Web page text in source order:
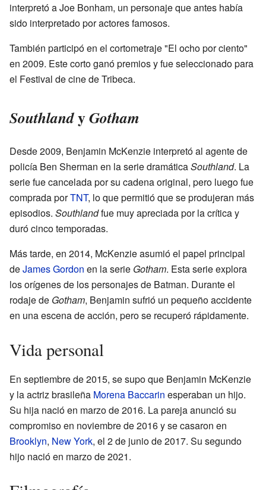
interpretó a Joe Bonham, un personaje que antes había
sido interpretado por actores famosos.
También participó en el cortometraje "El ocho por ciento"
en 2009. Este corto ganó premios y fue seleccionado para
el Festival de cine de Tribeca.
SouthlandyGotham
Desde 2009, Benjamin McKenzie interpretó al agente de
policía Ben Sherman en la serie dramáticaSouthland. La
serie fue cancelada por su cadena original, pero luego fue
comprada porTNT, lo que permitió que se produjeran más
episodios. Southlandfue muy apreciada por la crítica y
duró cinco temporadas.
Más tarde, en 2014, McKenzie asumió el papel principal
deJames Gordon en la serie Gotham. Esta serie explora
los orígenes de los personajes de Batman. Durante el
rodaje de Gotham, Benjamin sufrió un pequeño accidente
en una escena de acción, pero se recuperó rápidamente.
Vida personal
En septiembre de 2015, se supo que Benjamin McKenzie
y la actriz brasileña Morena Baccarin esperaban un hijo.
Su hija nació en marzo de 2016. La pareja anunció su
compromiso en noviembre de 2016 y se casaron en
Brooklyn, New York, el 2 de junio de 2017. Su segundo
hijo nació en marzo de 2021.